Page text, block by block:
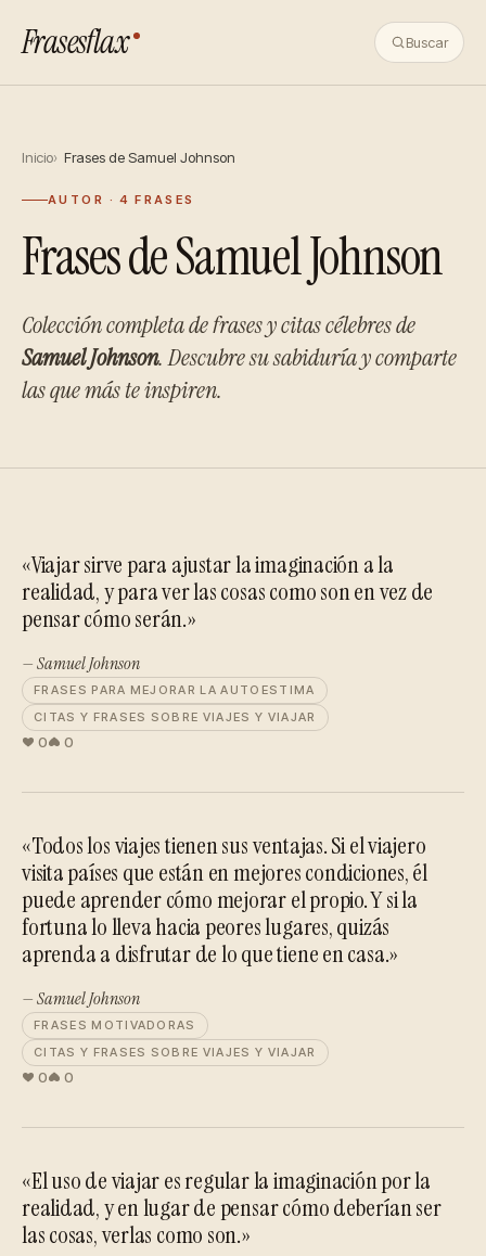
Frasesflax Buscar
Inicio Frases de Samuel Johnson
AUTOR · 4 FRASES
Frases de Samuel Johnson
Colección completa de frases y citas célebres de
Samuel Johnson. Descubre su sabiduría y comparte
las que más te inspiren.
«Viajar sirve para ajustar la imaginación a la
realidad, y para ver las cosas como son en vez de
pensar cómo serán.»
— Samuel Johnson
FRASES PARA MEJORAR LA AUTOESTIMA
CITAS Y FRASES SOBRE VIAJES Y VIAJAR
0 0
«Todos los viajes tienen sus ventajas. Si el viajero
visita países que están en mejores condiciones, él
puede aprender cómo mejorar el propio. Y si la
fortuna lo lleva hacia peores lugares, quizás
aprenda a disfrutar de lo que tiene en casa.»
— Samuel Johnson
FRASES MOTIVADORAS
CITAS Y FRASES SOBRE VIAJES Y VIAJAR
0 0
«El uso de viajar es regular la imaginación por la
realidad, y en lugar de pensar cómo deberían ser
las cosas, verlas como son.»